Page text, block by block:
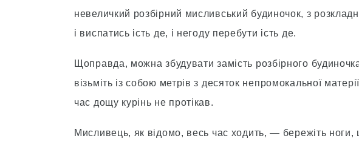
невеличкий розбiрний мисливський будиночок, з
i виспатись ість де, i негоду перебути ість де.
Щоправда, можна збудувати замiсть розбiрного
вiзьмiть iз собою метрiв з десяток непромокальної
час дощу курiнь не протiкав.
Мисливець, як вiдомо, весь час ходить, — бережiть ноги,